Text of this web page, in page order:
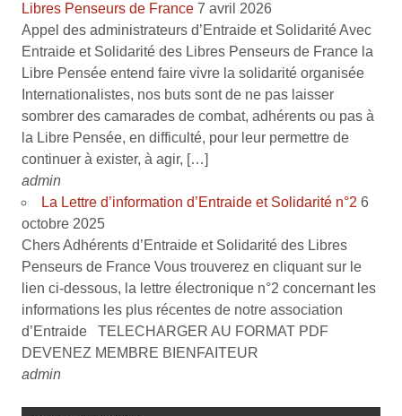
Libres Penseurs de France 7 avril 2026
Appel des administrateurs d’Entraide et Solidarité Avec
Entraide et Solidarité des Libres Penseurs de France la
Libre Pensée entend faire vivre la solidarité organisée
Internationalistes, nos buts sont de ne pas laisser
sombrer des camarades de combat, adhérents ou pas à
la Libre Pensée, en difficulté, pour leur permettre de
continuer à exister, à agir, […]
admin
La Lettre d’information d’Entraide et Solidarité n°2 6
octobre 2025
Chers Adhérents d’Entraide et Solidarité des Libres
Penseurs de France Vous trouverez en cliquant sur le
lien ci-dessous, la lettre électronique n°2 concernant les
informations les plus récentes de notre association
d’Entraide TELECHARGER AU FORMAT PDF
DEVENEZ MEMBRE BIENFAITEUR
admin